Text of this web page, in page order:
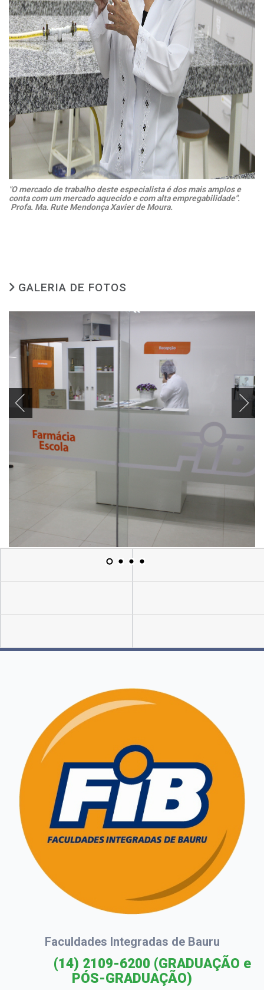
"O mercado de trabalho deste especialista é dos mais amplos e
conta com um mercado aquecido e com alta empregabilidade".
Profa. Ma. Rute Mendonça Xavier de Moura.
GALERIA DE FOTOS
Faculdades Integradas de Bauru
(14) 2109-6200 (GRADUAÇÃO e
PÓS-GRADUAÇÃO)